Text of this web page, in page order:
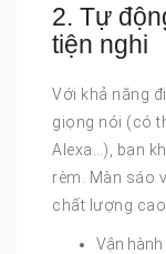
2. Tự
tiện nghi
Với khả năng
giọng nói (có
Alexa…), bạn
rèm. Màn sáo
chất lượng
Vận hành